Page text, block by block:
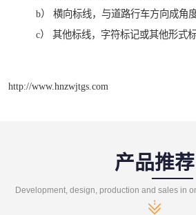
b） 横向标线，与道路行车方向成角
c） 其他标线，字符标记或其他形式标
http://www.hnzwjtgs.com
产品推荐